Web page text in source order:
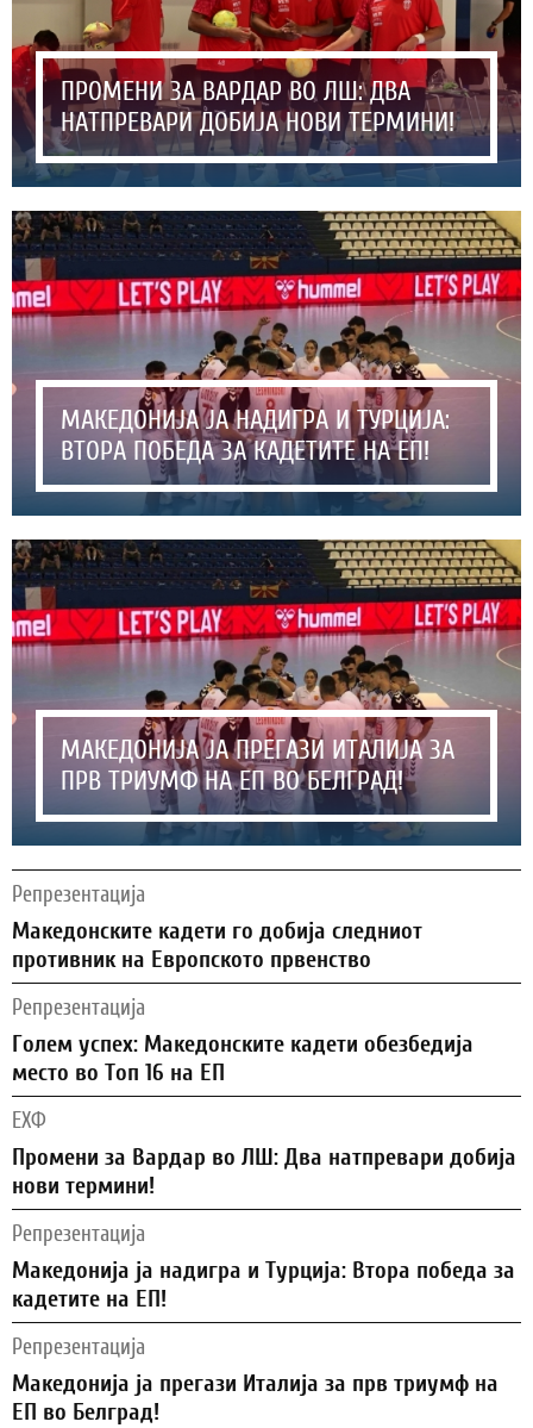
ПРОМЕНИ ЗА ВАРДАР ВО ЛШ: ДВА
НАТПРЕВАРИ ДОБИЈА НОВИ ТЕРМИНИ!
МАКЕДОНИЈА ЈА НАДИГРА И ТУРЦИЈА:
ВТОРА ПОБЕДА ЗА КАДЕТИТЕ НА ЕП!
МАКЕДОНИЈА ЈА ПРЕГАЗИ ИТАЛИЈА ЗА
ПРВ ТРИУМФ НА ЕП ВО БЕЛГРАД!
Репрезентација
Македонските кадети го добија следниот
противник на Европското првенство
Репрезентација
Голем успех: Македонските кадети обезбедија
место во Топ 16 на ЕП
ЕХФ
Промени за Вардар во ЛШ: Два натпревари добија
нови термини!
Репрезентација
Македонија ја надигра и Турција: Втора победа за
кадетите на ЕП!
Репрезентација
Македонија ја прегази Италија за прв триумф на
ЕП во Белград!